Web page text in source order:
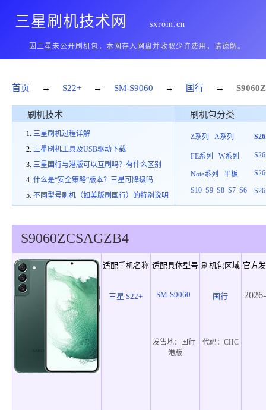
三星刷机技术网 sxrom.cn
因三星未公开刷机包，本网存入网盘并收取少许费用，请谅解。
首页 → S22+ → SM-S9060 → 国行 → S9060
刷机技术
三星刷机过程详解
三星刷机工具及USB驱动下载
三星国行与港版可以互刷吗？有什么区别
什么是“安全策略”版本？三星可降级吗
不同型号刷机（如美版刷国行）的特别说明
刷机包分类
Z系列 A系列
FE系列 W系列
Note系列
平板
S10 S9 S8 S7 S6
S26
S9060ZCSAGZB4
适配手机名称 适配具体型号 刷机包区域 官方
三星 S22+ SM-S9060 国行
发售地：
国行-
港版
代码： CHC